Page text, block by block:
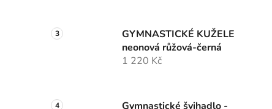
GYMNASTICKÉ KUŽELE
neonová růžová-černá
1 220 Kč
Gymnastické švihadlo -